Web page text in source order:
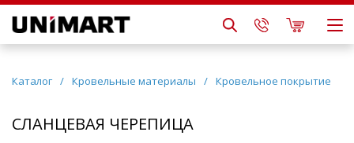
Каталог / Кровельные материалы / Кровельное покрытие
СЛАНЦЕВАЯ ЧЕРЕПИЦА